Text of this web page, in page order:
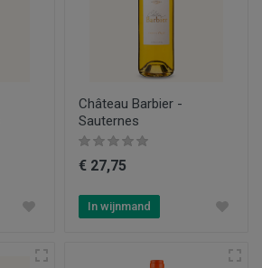
Château Barbier -
Sauternes
€ 27,75
In wijnmand